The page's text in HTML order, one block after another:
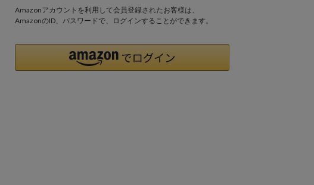
Amazonアカウントを利用して会員登録されたお客様は、
AmazonのID、パスワードで、ログインすることができます。